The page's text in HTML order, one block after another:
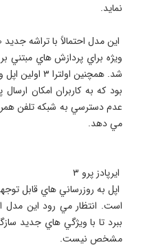
ويژه براي پردازش هاي مبتني
شد. همچنين
بود كه به كاربران امكان
عدم دسترسي به شبكه تلفن
است. انتظار مي رود اين مدل
ببرد تا با ويژگي هاي جديد